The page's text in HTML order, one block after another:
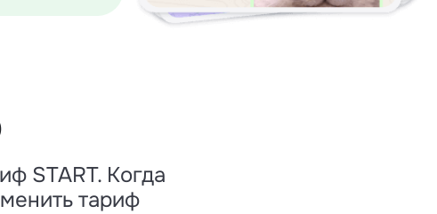
START. Когда
тариф